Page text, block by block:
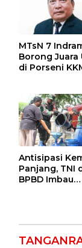
MTsN 7
Borong Juara
di Porseni
Antisipasi
Panjang, TNI
BPBD Imbau